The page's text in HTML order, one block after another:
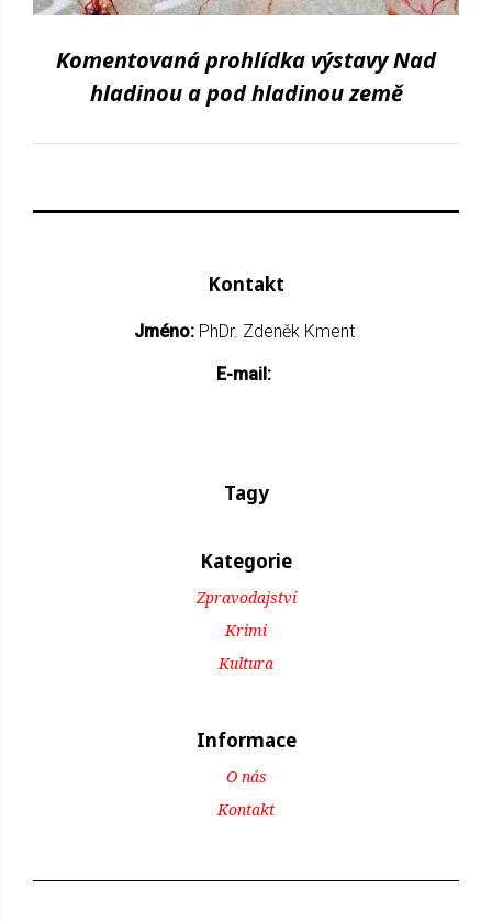
Komentovaná prohlídka výstavy Nad
hladinou a pod hladinou země
Kontakt
Jméno: PhDr. Zdeněk Kment
E-mail:
Tagy
Kategorie
Zpravodajství
Krimi
Kultura
Informace
O nás
Kontakt